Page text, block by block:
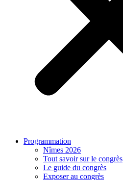
Programmation
Nîmes 2026
Tout savoir sur le congrès
Le guide du congrès
Exposer au congrès